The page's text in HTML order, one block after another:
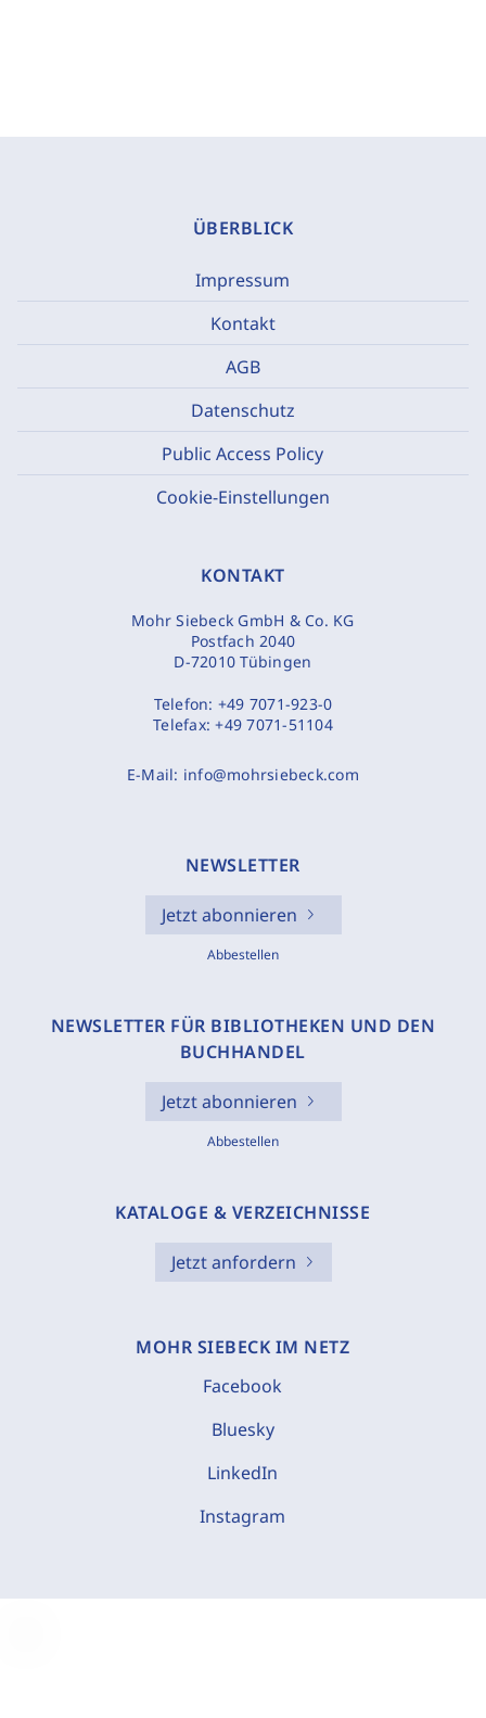
ÜBERBLICK
Impressum
Kontakt
AGB
Datenschutz
Public Access Policy
Cookie-Einstellungen
KONTAKT
Mohr Siebeck GmbH & Co. KG
Postfach 2040
D-72010 Tübingen
Telefon: +49 7071-923-0
Telefax:+49 7071-51104
E-Mail: info@mohrsiebeck.com
NEWSLETTER
Jetzt abonnieren
Abbestellen
NEWSLETTER FÜR BIBLIOTHEKEN UND DEN
BUCHHANDEL
Jetzt abonnieren
Abbestellen
KATALOGE & VERZEICHNISSE
Jetzt anfordern
MOHR SIEBECK IM NETZ
Facebook
Bluesky
LinkedIn
Instagram